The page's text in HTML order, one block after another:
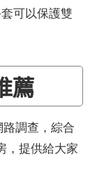
可以保護雙
薦
調查，綜合
，提供給大家